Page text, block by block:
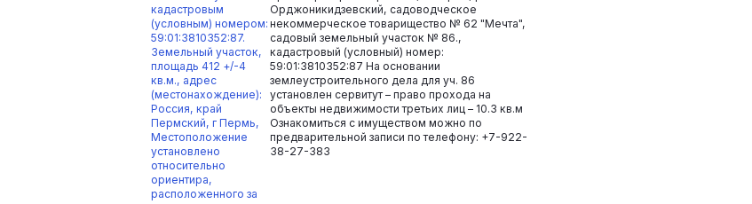
кадастровым
(условным) номером:
59:01:3810352:87.
Земельный участок,
площадь 412 +/-4
кв.м., адрес
(местонахождение):
Россия, край
Пермский, г Пермь,
Местоположение
установлено
относительно
ориентира,
расположенного за
Орджоникидзевский, садоводческое
некоммерческое товарищество № 62 "Мечта",
садовый земельный участок № 86.,
кадастровый (условный) номер:
59:01:3810352:87 На основании
землеустроительного дела для уч. 86
установлен сервитут – право прохода на
объекты недвижимости третьих лиц – 10.3 кв.м
Ознакомиться с имуществом можно по
предварительной записи по телефону: +7-922-
38-27-383